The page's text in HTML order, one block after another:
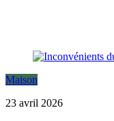
Maison
23 avril 2026